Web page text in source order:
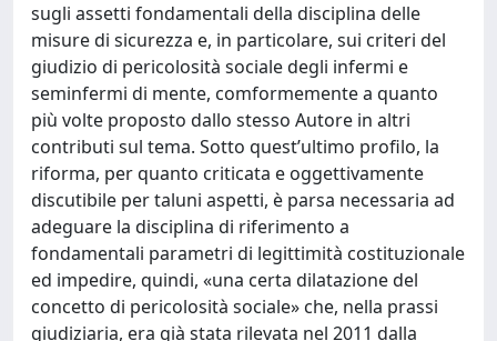
sugli assetti fondamentali della disciplina delle
misure di sicurezza e, in particolare, sui criteri del
giudizio di pericolosità sociale degli infermi e
seminfermi di mente, comformemente a quanto
più volte proposto dallo stesso Autore in altri
contributi sul tema. Sotto quest’ultimo profilo, la
riforma, per quanto criticata e oggettivamente
discutibile per taluni aspetti, è parsa necessaria ad
adeguare la disciplina di riferimento a
fondamentali parametri di legittimità costituzionale
ed impedire, quindi, «una certa dilatazione del
concetto di pericolosità sociale» che, nella prassi
giudiziaria, era già stata rilevata nel 2011 dalla